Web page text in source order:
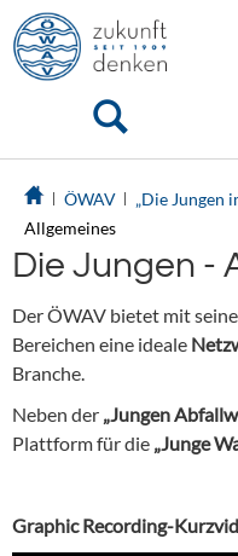
ÖWAV „Die Jungen
Allgemeines
Die Jungen -
Der ÖWAV bietet mit
Bereichen eine ideale
Branche.
Neben der „Jungen
Plattform für die „Junge
Graphic Recording-